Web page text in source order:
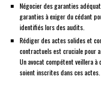
Négocier des garanties
garanties à exiger du cédant
identifiés lors des audits.
Rédiger des actes solides et
contractuels est cruciale pour
Un avocat compétent veillera
soient inscrites dans ces actes.